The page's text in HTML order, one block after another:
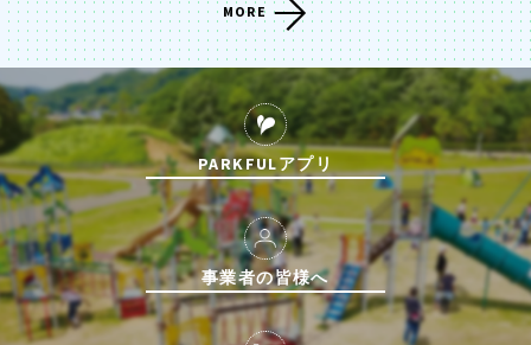
MORE
PARKFULアプリ
事業者の皆様へ